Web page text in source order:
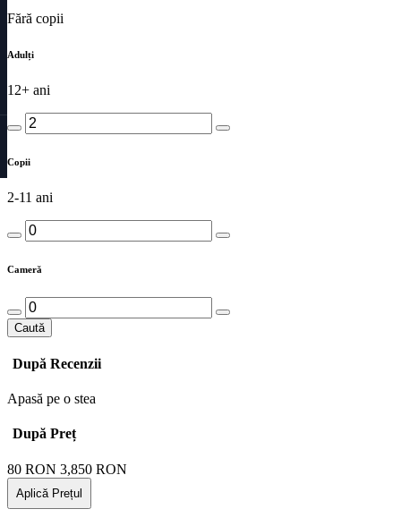
Fără copii
Adulți
12+ ani
Copii
2-11 ani
Cameră
Caută
După Recenzii
Apasă pe o stea
După Preț
80 RON 3,850 RON
Aplică Prețul